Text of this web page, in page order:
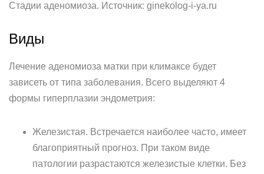
Стадии аденомиоза. Источник: ginekolog-i-ya.ru
Виды
Лечение аденомиоза матки при климаксе будет
зависеть от типа заболевания. Всего выделяют 4
формы гиперплазии эндометрия:
Железистая. Встречается наиболее часто, имеет
благоприятный прогноз. При таком виде
патологии разрастаются железистые клетки. Без